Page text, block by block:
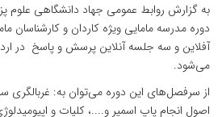
به گزارش روابط عمومی جهاد دانشگاهی
دوره مدرسه مامایی ویژه کاردان و
می‌شود.
از سرفصل‌های این دوره می‌توان به: غربالگری